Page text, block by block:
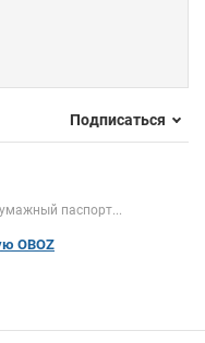
Подписаться
паспорт...
OBOZ